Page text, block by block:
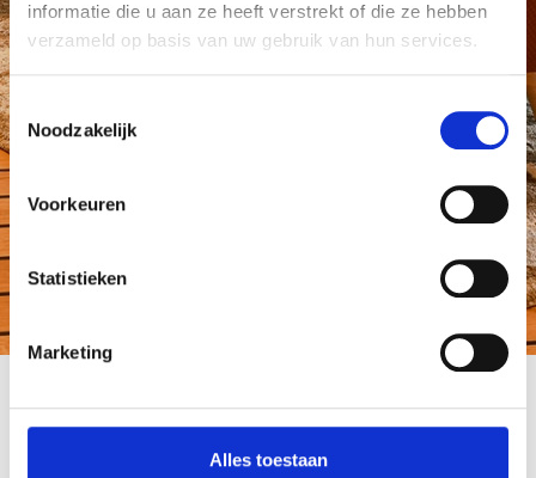
informatie die u aan ze heeft verstrekt of die ze hebben
verzameld op basis van uw gebruik van hun services.
Toestemmingsselectie
Noodzakelijk
Voorkeuren
Statistieken
Marketing
Alles toestaan